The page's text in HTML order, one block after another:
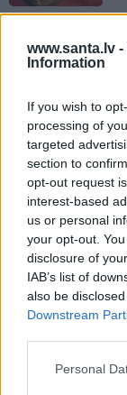
www.santa.lv -
Information
If you wish to
processing of
targeted
section to
opt-out request
interest-based
us or personal
your opt-out.
disclosure of
IAB’s list of
also be
Downstream
Personal